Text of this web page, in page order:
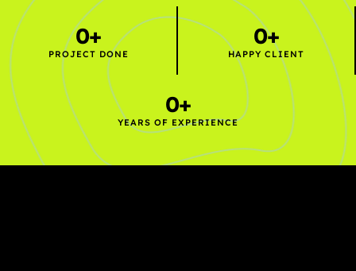
PROJECT DONE
0+
HAPPY CLIENT
0+
YEARS OF EXPERIENCE
0+